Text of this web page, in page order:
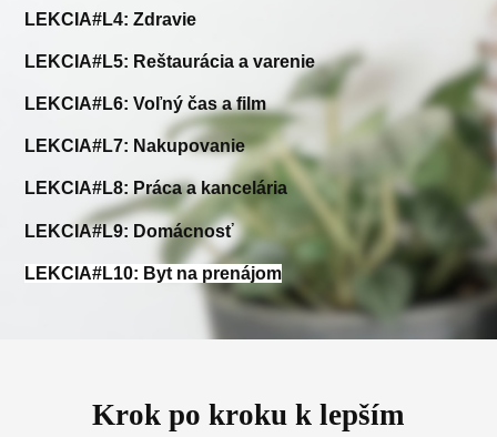
LEKCIA#L4: Zdravie
LEKCIA#L5: Reštaurácia a varenie
LEKCIA#L6: Voľný čas a film
LEKCIA#L7: Nakupovanie
LEKCIA#L8: Práca a kancelária
LEKCIA#L9: Domácnosť
LEKCIA#L10: Byt na prenájom
Krok po kroku k lepším